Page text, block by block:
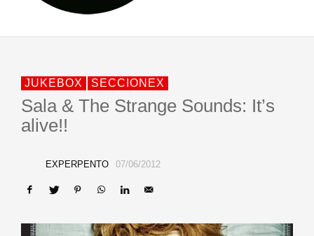
JUKEBOX SECCIONEX
Sala & The Strange Sounds: It’s
alive!!
EXPERPENTO 07/06/2012